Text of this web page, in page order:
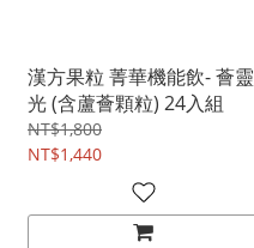
漢方果粒 菁華機能飲- 薈靈
光 (含蘆薈顆粒) 24入組
NT$1,800
NT$1,440